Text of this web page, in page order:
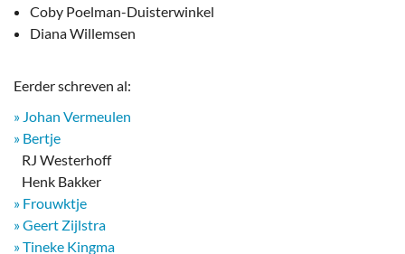
Coby Poelman-Duisterwinkel
Diana Willemsen
Eerder schreven al:
» Johan Vermeulen
» Bertje
RJ Westerhoff
Henk Bakker
» Frouwktje
» Geert Zijlstra
» Tineke Kingma